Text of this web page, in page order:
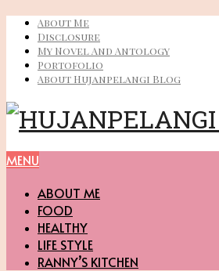
About Me
Disclosure
My Novel And Antology
Portofolio
About Hujanpelangi Blog
MENU
ABOUT ME
FOOD
HEALTHY
LIFE STYLE
RANNY’S KITCHEN